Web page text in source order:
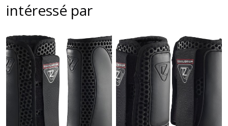
intéressé par